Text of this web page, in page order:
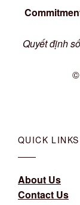
Quyết định
©
QUICK LINKS
About Us
Contact Us